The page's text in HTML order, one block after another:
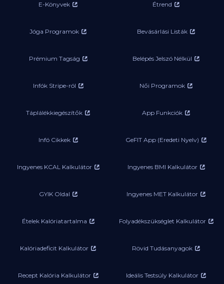
E-Könyvek Étrend
Jóga Programok Bevásárlási Listák
Prémium Tagság Belépés Jelszó Nélkül
Infók Stripe-ról Női Programok
Táplálékkiegészítők App Funkciók
Infó Cikkek GeFIT App (Eredeti Nyelv)
Ingyenes KCAL Kalkulátor Ingyenes BMI Kalkulátor
GYIK Oldal Ingyenes MET Kalkulátor
Ételek Kalóriatartalma Folyadékszükséglet Kalkulátor
Kalóriadeficit Kalkulátor Rövid Tudásanyagok
Recept Kalória Kalkulátor Ideális Testsúly Kalkulátor